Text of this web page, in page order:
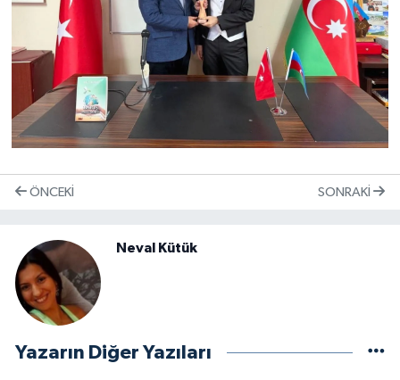
ÖNCEKI SONRAKI
Neval Kütük
Yazarın Diğer Yazıları